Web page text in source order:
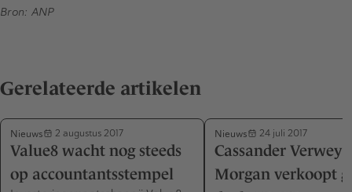
Bron: ANP
Gerelateerde artikelen
Nieuws 2 augustus 2017
Value8 wacht nog steeds
op accountantsstempel
Nieuws 24 juli 2017
Cassander Verwey
Morgan verkoopt